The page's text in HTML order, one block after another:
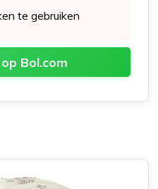
te gebruiken
Bol.com